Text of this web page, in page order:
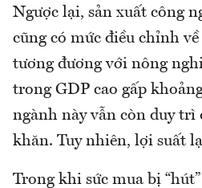
Ngược lại, sản xuất công
cũng có mức điều chỉnh
tương đương với nông
trong GDP cao gấp
ngành này vẫn còn duy trì
khăn. Tuy nhiên, lợi suất
Trong khi sức mua bị